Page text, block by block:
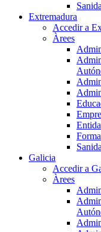
Extremadura
Accedir a
Àrees
Galicia
Accedir a
Àrees